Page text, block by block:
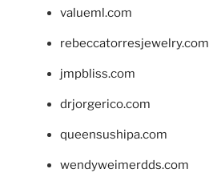
valueml.com
rebeccatorresjewelry.com
jmpbliss.com
drjorgerico.com
queensushipa.com
wendyweimerdds.com